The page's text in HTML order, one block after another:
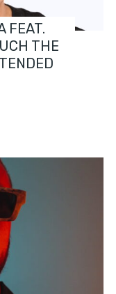
FEAT.
THE